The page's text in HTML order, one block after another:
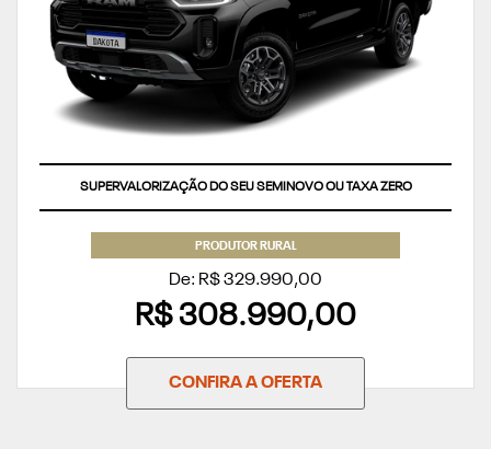
SUPERVALORIZAÇÃO DO SEU SEMINOVO OU TAXA ZERO
PRODUTOR RURAL
De: R$ 329.990,00
R$ 308.990,00
CONFIRA A OFERTA